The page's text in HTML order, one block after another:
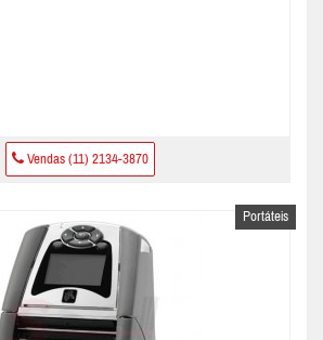
Vendas (11) 2134-3870
Portáteis